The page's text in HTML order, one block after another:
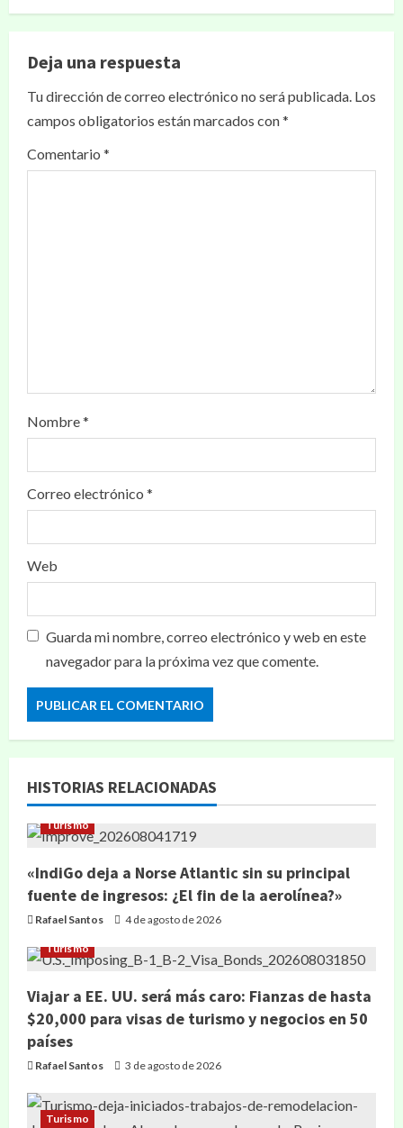
Deja una respuesta
Tu dirección de correo electrónico no será publicada. Los
campos obligatorios están marcados con*
Comentario *
Nombre*
Correo electrónico *
Web
Guarda mi nombre, correo electrónico y web en este
navegador para la próxima vez que comente.
HISTORIAS RELACIONADAS
Turismo
«IndiGo deja a Norse Atlantic sin su principal
fuente de ingresos: ¿El fin de la aerolínea?»
Rafael Santos 4 de agosto de 2026
Turismo
Viajar a EE. UU. será más caro: Fianzas de hasta
$20,000 para visas de turismo y negocios en 50
países
Rafael Santos 3 de agosto de 2026
Turismo